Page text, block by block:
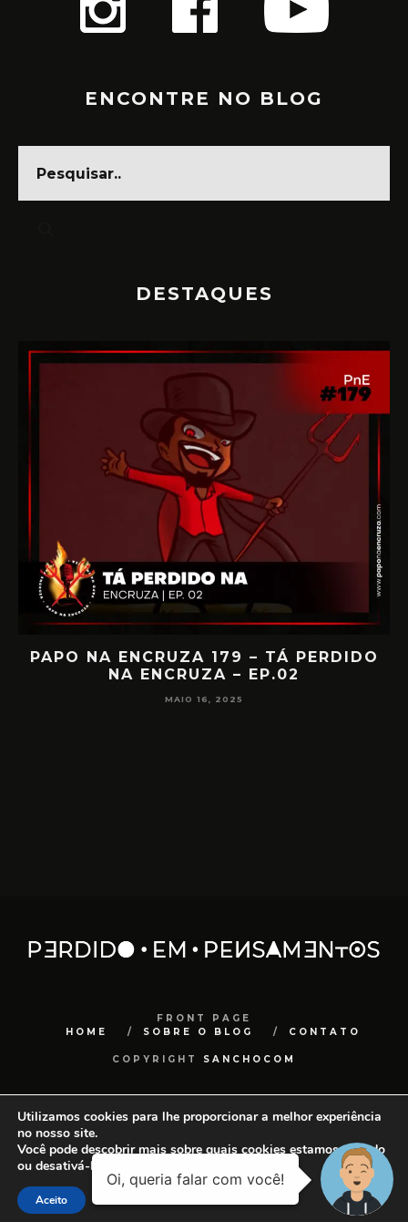
ENCONTRE NO BLOG
DESTAQUES
PAPO NA ENCRUZA 179 – TÁ PERDIDO
NA ENCRUZA – EP.02
MAIO 16, 2025
FRONT PAGE
HOME
SOBRE O BLOG CONTATO
COPYRIGHT SANCHOCOM
Utilizamos cookies para lhe proporcionar a melhor experiência
no nosso site.
Você pode descobrir mais sobre quais cookies estamos usando
ou desativá-los em
Aceito